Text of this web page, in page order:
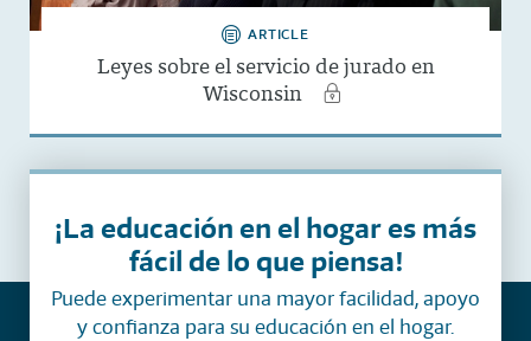
ARTICLE
Leyes sobre el servicio de jurado en
Wisconsin
¡La educación en el hogar es más
fácil de lo que piensa!
Puede experimentar una mayor facilidad, apoyo
y confianza para su educación en el hogar.